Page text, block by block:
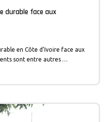
durable face aux
en Côte d’Ivoire face aux
sont entre autres …